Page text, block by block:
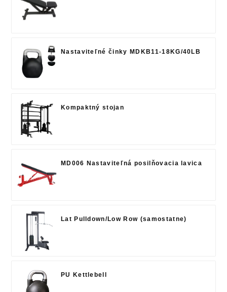
Nastaviteľné činky MDKB11-18KG/40LB
Kompaktný stojan
MD006 Nastaviteľná posilňovacia lavica
Lat Pulldown/Low Row (samostatne)
PU Kettlebell